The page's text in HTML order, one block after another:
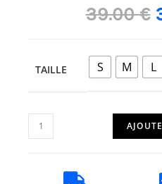
39.00€
TAILLE S M L